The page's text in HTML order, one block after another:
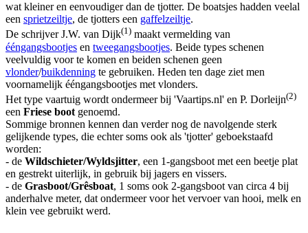
wat kleiner en eenvoudiger dan de tjotter. De boatsjes hadden veelal
een sprietzeiltje, de tjotters een gaffelzeiltje.
De schrijver J.W. van Dijk(1) maakt vermelding van
ééngangsbootjes en tweegangsbootjes. Beide types schenen
veelvuldig voor te komen en beiden schenen geen
vlonder/buikdenning te gebruiken. Heden ten dage ziet men
voornamelijk ééngangsbootjes met vlonders.
Het type vaartuig wordt ondermeer bij 'Vaartips.nl' en P. Dorleijn(2)
een Friese boot genoemd.
Sommige bronnen kennen dan verder nog de navolgende sterk
gelijkende types, die echter soms ook als 'tjotter' geboekstaafd
worden:
- de Wildschieter/Wyldsjitter, een 1-gangsboot met een beetje plat
en gestrekt uiterlijk, in gebruik bij jagers en vissers.
- de Grasboot/Grêsboat, 1 soms ook 2-gangsboot van circa 4 bij
anderhalve meter, dat ondermeer voor het vervoer van hooi, melk en
klein vee gebruikt werd.